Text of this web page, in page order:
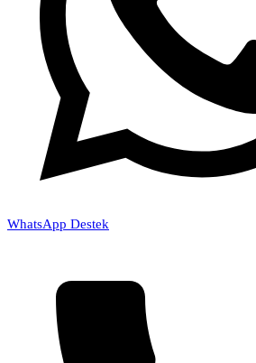
WhatsApp Destek